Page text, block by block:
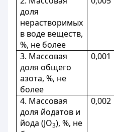
доля
нерастворимых
в воде веществ,
%, не более
3. Массовая
доля общего
азота, %, не
более
0,001
4. Массовая
доля йодатов и
йода (JО3), %, не
0,002